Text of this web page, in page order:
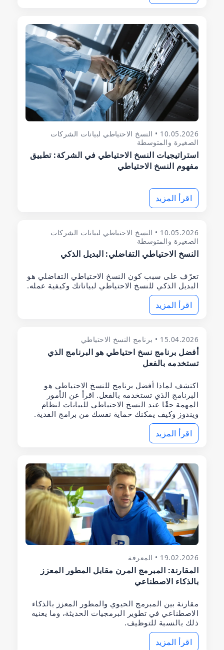
10.05.2026 • النسخ الاحتياطي لبيانات الشركات
الصغيرة والمتوسطة
استراتيجيات النسخ الاحتياطي في الشركة: تطبيق
مفهوم النسخ الاحتياطي
اقرأ المزيد
10.05.2026 • النسخ الاحتياطي لبيانات الشركات
الصغيرة والمتوسطة
النسخ الاحتياطي التفاضلي: البديل الذكي
تعرّف على سبب كون النسخ الاحتياطي التفاضلي هو
البديل الذكي للنسخ الاحتياطي لبياناتك وكيفية عمله.
اقرأ المزيد
15.04.2026 • برنامج النسخ الاحتياطي
أفضل برنامج نسخ احتياطي هو البرنامج الذي
تستخدمه بالفعل
اكتشف لماذا أفضل برنامج للنسخ الاحتياطي هو
البرنامج الذي تستخدمه بالفعل. اقرأ عن الأمور
المهمة حقًا عند النسخ الاحتياطي للبيانات لنظام
ويندوز وكيف يمكنك حماية نفسك من برامج الفدية.
اقرأ المزيد
19.02.2026 • المعرفة
المقارنة: المبرمج المرن مقابل المطور المعزز
بالذكاء الاصطناعي
مقارنة بين المبرمج الحيوي والمطور المعزز بالذكاء
الاصطناعي في تطوير البرمجيات الحديثة، وما يعنيه
ذلك بالنسبة للتوظيف.
اقرأ المزيد